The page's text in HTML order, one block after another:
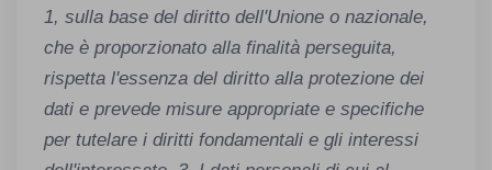
1, sulla base del diritto dell'Unione o nazionale,
che è proporzionato alla finalità perseguita,
rispetta l'essenza del diritto alla protezione dei
dati e prevede misure appropriate e specifiche
per tutelare i diritti fondamentali e gli interessi